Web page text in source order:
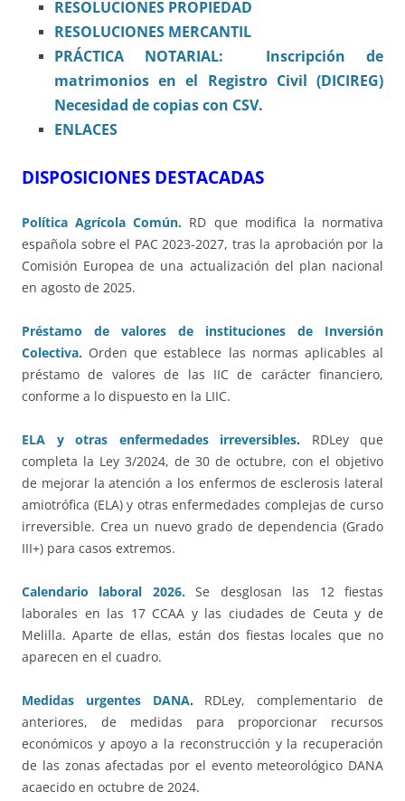
RESOLUCIONES PROPIEDAD
RESOLUCIONES MERCANTIL
PRÁCTICA NOTARIAL: Inscripción de
matrimonios en el Registro Civil (DICIREG)
Necesidad de copias con CSV.
ENLACES
DISPOSICIONES DESTACADAS
Política Agrícola Común. RD que modifica la normativa
española sobre el PAC 2023-2027, tras la aprobación por la
Comisión Europea de una actualización del plan nacional
en agosto de 2025.
Préstamo de valores de instituciones de Inversión
Colectiva. Orden que establece las normas aplicables al
préstamo de valores de las IIC de carácter financiero,
conforme a lo dispuesto en la LIIC.
ELA y otras enfermedades irreversibles. RDLey que
completa la Ley 3/2024, de 30 de octubre, con el objetivo
de mejorar la atención a los enfermos de esclerosis lateral
amiotrófica (ELA) y otras enfermedades complejas de curso
irreversible. Crea un nuevo grado de dependencia (Grado
III+) para casos extremos.
Calendario laboral 2026.Se desglosan las 12 fiestas
laborales en las 17 CCAA y las ciudades de Ceuta y de
Melilla. Aparte de ellas, están dos fiestas locales que no
aparecen en el cuadro.
Medidas urgentes DANA. RDLey, complementario de
anteriores, de medidas para proporcionar recursos
económicos y apoyo a la reconstrucción y la recuperación
de las zonas afectadas por el evento meteorológico DANA
acaecido en octubre de 2024.